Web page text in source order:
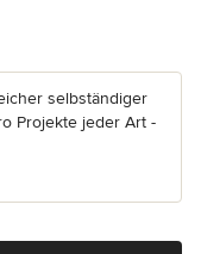
selbständiger
Projekte jeder Art -